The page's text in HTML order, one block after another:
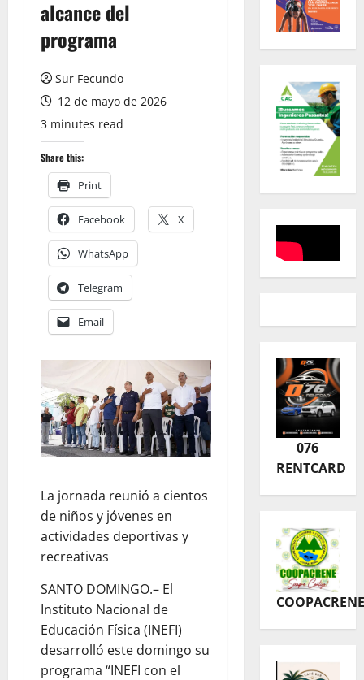
alcance del
programa
Sur Fecundo
12 de mayo de 2026
3 minutes read
Share this:
Print
Facebook X
WhatsApp
Telegram
Email
La jornada reunió a cientos
de niños y jóvenes en
actividades deportivas y
recreativas
SANTO DOMINGO.– El
Instituto Nacional de
Educación Física (INEFI)
desarrolló este domingo su
programa “INEFI con el
076
RENTCARD
COOPACRENE